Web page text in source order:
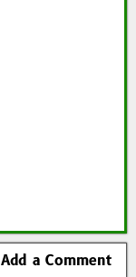
Add a Comment